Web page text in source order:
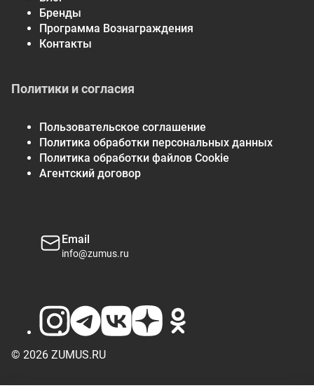
Бренды
Программа Вознаграждения
Контакты
Политики и согласия
Пользовательское соглашение
Политика обработки персональных данных
Политика обработки файлов Cookie
Агентский договор
Email
info@zumus.ru
© 2026 ZUMUS.RU